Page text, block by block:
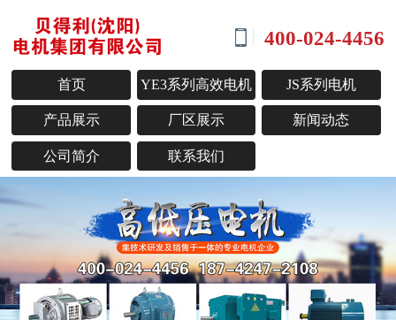
400-024-4456
首页 YE3系列高效电机 JS系列电机
产品展示 厂区展示 新闻动态
公司简介 联系我们